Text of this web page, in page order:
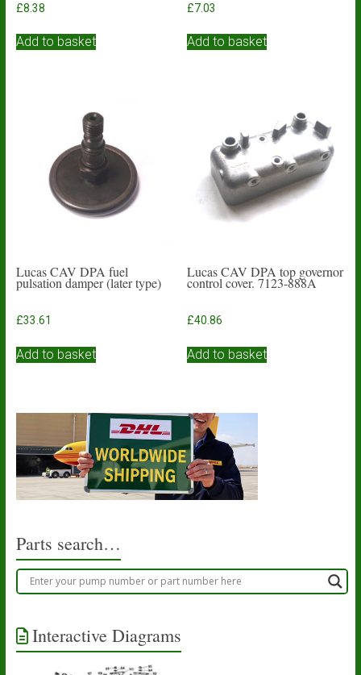
£8.38
Add to basket
£7.03
Add to basket
Lucas CAV DPA fuel
pulsation damper (later type)
£33.61
Add to basket
Lucas CAV DPA top governor
control cover. 7123-888A
£40.86
Add to basket
Parts search…
Interactive Diagrams